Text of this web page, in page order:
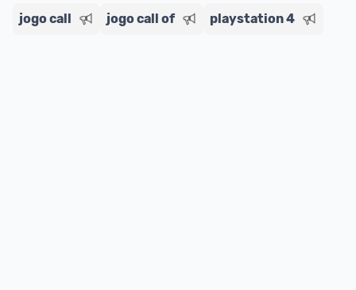
jogo call
jogo call of playstation 4